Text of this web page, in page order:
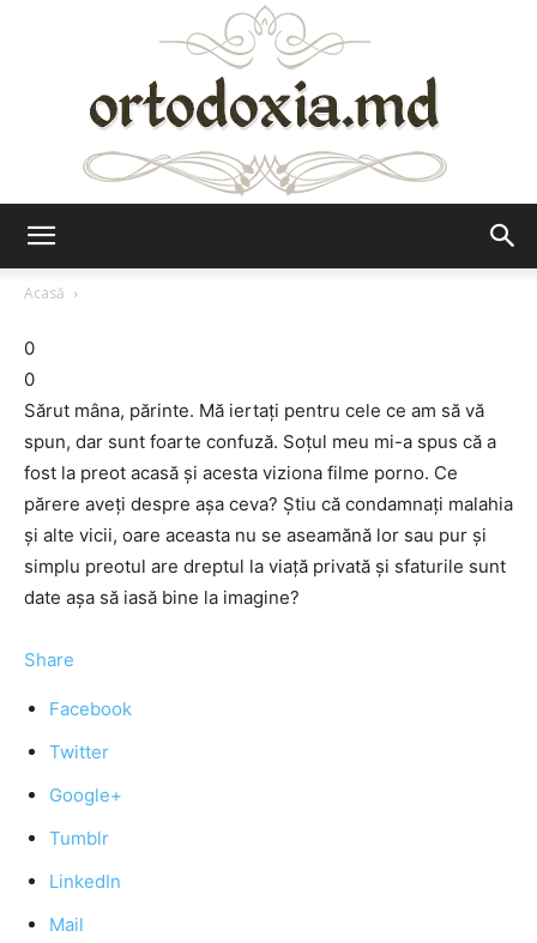
Acasă
0
0
Sărut mâna, părinte. Mă iertaţi pentru cele ce am să vă
spun, dar sunt foarte confuză. Soţul meu mi-a spus că a
fost la preot acasă şi acesta viziona filme porno. Ce
părere aveţi despre aşa ceva? Ştiu că condamnaţi malahia
şi alte vicii, oare aceasta nu se aseamănă lor sau pur şi
simplu preotul are dreptul la viaţă privată şi sfaturile sunt
date aşa să iasă bine la imagine?
Share
Facebook
Twitter
Google+
Tumblr
LinkedIn
Mail